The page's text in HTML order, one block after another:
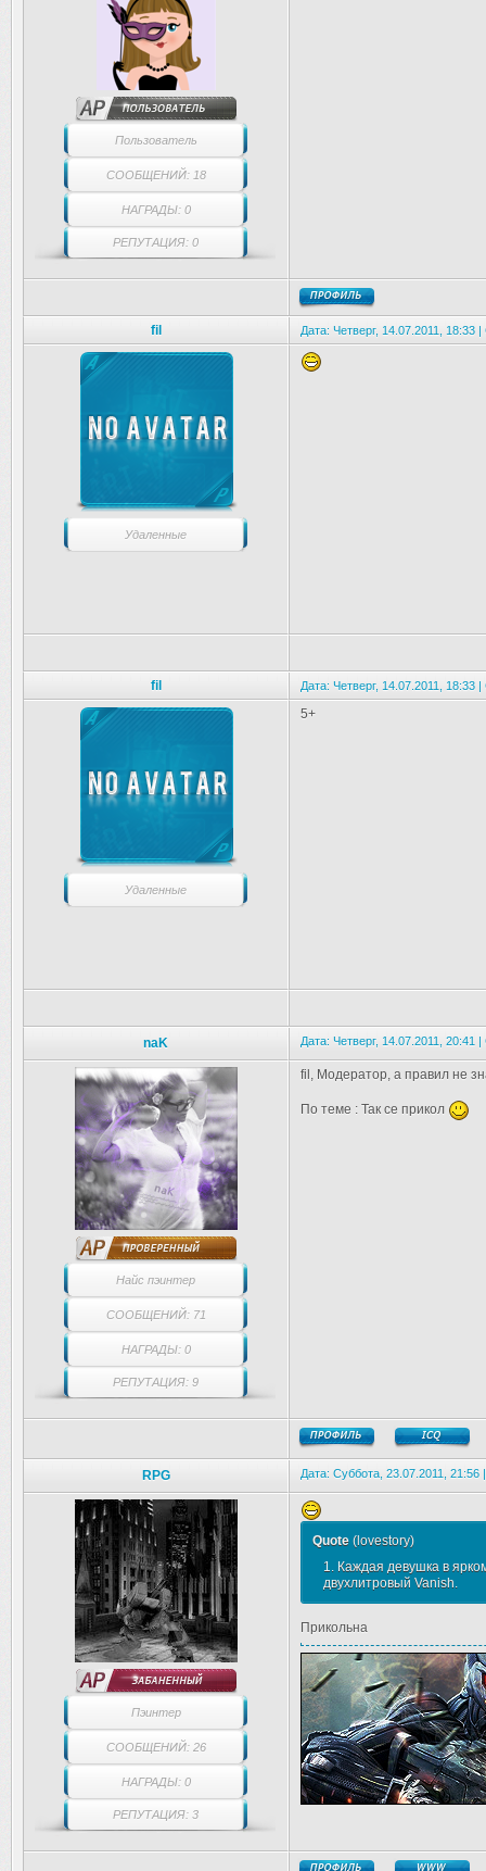
Пользователь
СООБЩЕНИЙ: 18
НАГРАДЫ: 0
РЕПУТАЦИЯ: 0
fil Дата: Четверг, 14.07.2011,
Удаленные
fil Дата: Четверг, 14.07.2011,
Удаленные
5+
naK Дата: Четверг, 14.07.2011,
Найс пэинтер
СООБЩЕНИЙ: 71
НАГРАДЫ: 0
РЕПУТАЦИЯ: 9
fil, Модератор, а правил не
По теме : Так се прикол
RPG Дата: Суббота, 23.07.2011,
Пэинтер
СООБЩЕНИЙ: 26
НАГРАДЫ: 0
РЕПУТАЦИЯ: 3
Quote ( lovestory)
1. Каждая девушка в
двухлитровый Vanish.
Прикольна